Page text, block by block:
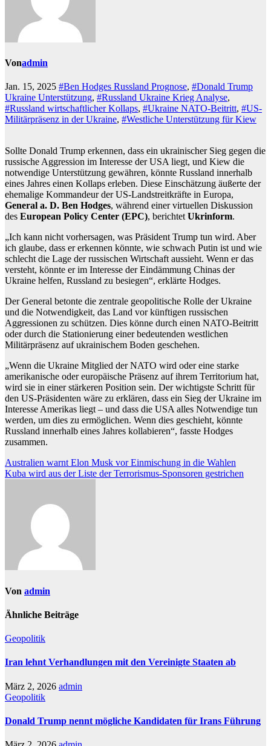
Vonadmin
Jan. 15, 2025 #Ben Hodges Russland Prognose, #Donald Trump
Ukraine Unterstützung, #Russland Ukraine Krieg Analyse,
#Russland wirtschaftlicher Kollaps, #Ukraine NATO-Beitritt, #US-
Militärpräsenz in der Ukraine, #Westliche Unterstützung für Kiew
Sollte Donald Trump erkennen, dass ein ukrainischer Sieg gegen die
russische Aggression im Interesse der USA liegt, und Kiew die
notwendige Unterstützung gewähren, könnte Russland innerhalb
eines Jahres einen Kollaps erleben. Diese Einschätzung äußerte der
ehemalige Kommandeur der US-Landstreitkräfte in Europa,
General a. D. Ben Hodges, während einer virtuellen Diskussion
des European Policy Center (EPC), berichtetUkrinform.
„Ich kann nicht vorhersagen, was Präsident Trump tun wird. Aber
ich glaube, dass er erkennen könnte, wie schwach Putin ist und wie
schlecht die Lage der russischen Wirtschaft aussieht. Wenn er das
versteht, könnte er im Interesse der Eindämmung Chinas der
Ukraine helfen, Russland zu besiegen“, erklärte Hodges.
Der General betonte die zentrale geopolitische Rolle der Ukraine
und die Notwendigkeit, das Land vor künftigen russischen
Aggressionen zu schützen. Dies könne durch einen NATO-Beitritt
oder durch die Stationierung einer bedeutenden westlichen
Militärpräsenz auf ukrainischem Boden geschehen.
„Wenn die Ukraine Mitglied der NATO wird oder eine starke
amerikanische oder europäische Präsenz auf ihrem Territorium hat,
wird sie in einer stärkeren Position sein. Der wichtigste Schritt für
den US-Präsidenten wäre zu erklären, dass ein Sieg der Ukraine im
Interesse Amerikas liegt – und dass die USA alles Notwendige tun
werden, um dies zu ermöglichen. Wenn dies geschieht, könnte
Russland innerhalb eines Jahres kollabieren“, fasste Hodges
zusammen.
Beitragsnavigation
Australien warnt Elon Musk vor Einmischung in die Wahlen
Kuba wird aus der Liste der Terrorismus-Sponsoren gestrichen
Von admin
Ähnliche Beiträge
Geopolitik
Iran lehnt Verhandlungen mit den Vereinigte Staaten ab
März 2, 2026 admin
Geopolitik
Donald Trump nennt mögliche Kandidaten für Irans Führung